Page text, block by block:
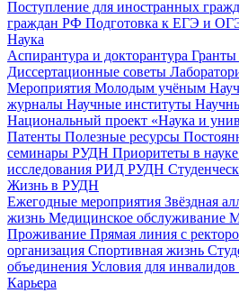
Поступление для иностранных
граждан РФ Подготовка к ЕГЭ и
Наука
Аспирантура и докторантура
Диссертационные советы
Мероприятия Молодым учёным
журналы Научные институты
Национальный проект «Наука и
Патенты Полезные ресурсы
семинары РУДН Приоритеты в науке
исследования РИД РУДН
Жизнь в РУДН
Ежегодные мероприятия Звёздная
жизнь Медицинское обслуживание
Проживание Прямая линия с
организация Спортивная жизнь
объединения Условия для
Карьера